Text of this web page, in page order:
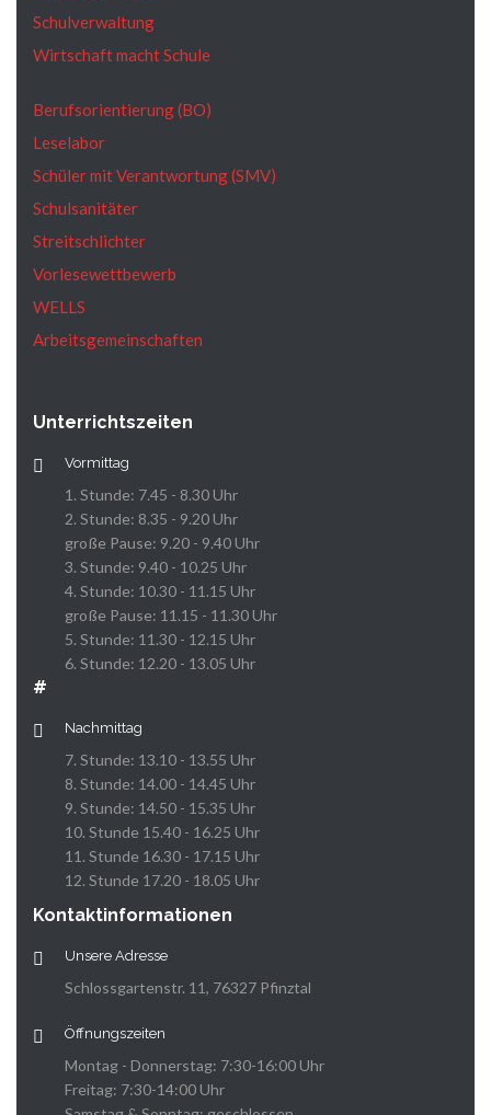
Schulverwaltung
Wirtschaft macht Schule
Berufsorientierung (BO)
Leselabor
Schüler mit Verantwortung (SMV)
Schulsanitäter
Streitschlichter
Vorlesewettbewerb
WELLS
Arbeitsgemeinschaften
Unterrichtszeiten
Vormittag
1. Stunde: 7.45 - 8.30 Uhr
2. Stunde: 8.35 - 9.20 Uhr
große Pause: 9.20 - 9.40 Uhr
3. Stunde: 9.40 - 10.25 Uhr
4. Stunde: 10.30 - 11.15 Uhr
große Pause: 11.15 - 11.30 Uhr
5. Stunde: 11.30 - 12.15 Uhr
6. Stunde: 12.20 - 13.05 Uhr
#
Nachmittag
7. Stunde: 13.10 - 13.55 Uhr
8. Stunde: 14.00 - 14.45 Uhr
9. Stunde: 14.50 - 15.35 Uhr
10. Stunde 15.40 - 16.25 Uhr
11. Stunde 16.30 - 17.15 Uhr
12. Stunde 17.20 - 18.05 Uhr
Kontaktinformationen
Unsere Adresse
Schlossgartenstr. 11, 76327 Pfinztal
Öffnungszeiten
Montag - Donnerstag: 7:30-16:00 Uhr
Freitag: 7:30-14:00 Uhr